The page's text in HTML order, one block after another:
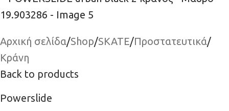
Αρχική σελίδα/Shop/SKATE/Προστατευτικά/
Κράνη
Back to products
Powerslide